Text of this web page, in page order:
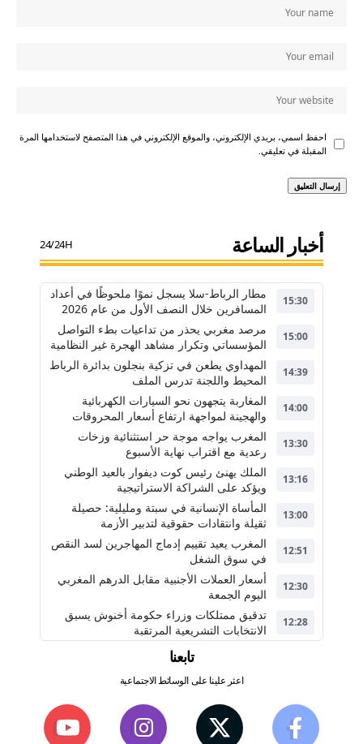
احفظ اسمي، بريدي الإلكتروني، والموقع الإلكتروني في هذا المتصفح لاستخدامها المرة
المقبلة في تعليقي.
أخبار الساعة 24/24H
15:30
مطار الرباط-سلا يسجل نموًا ملحوظًا في أعداد
المسافرين خلال النصف الأول من عام 2026
15:00
مرصد مغربي يحذر من تداعيات بطء التواصل
المؤسساتي وتكرار مشاهد الهجرة غير النظامية
14:39
المهداوي يطعن في تزكية بنجلون بدائرة الرباط
المحيط واللجنة تدرس الملف
14:00
المغاربة يتجهون نحو السيارات الكهربائية
والهجينة لمواجهة ارتفاع أسعار المحروقات
13:30
المغرب يواجه موجة حر استثنائية وزخات
رعدية مع اقتراب نهاية الأسبوع
13:16
الملك يهنئ رئيس كوت ديفوار بالعيد الوطني
ويؤكد على الشراكة الاستراتيجية
13:00
المأساة الإنسانية في سبتة ومليلية: حصيلة
ثقيلة وانتقادات حقوقية لتدبير الأزمة
12:51
المغرب يعيد تقييم إدماج المهاجرين لسد النقص
في سوق الشغل
12:30
أسعار العملات الأجنبية مقابل الدرهم المغربي
اليوم الجمعة
12:28
تدقيق ممتلكات وزراء حكومة أخنوش يسبق
الانتخابات التشريعية المرتقبة
تابعنا
اعثر علينا على الوسائط الاجتماعية